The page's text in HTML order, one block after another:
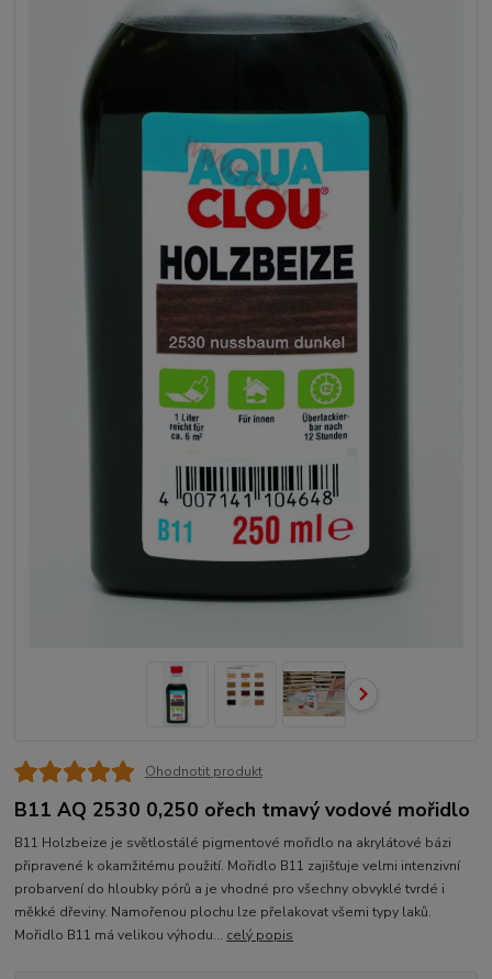
Ohodnotit produkt
B11 AQ 2530 0,250 ořech tmavý vodové mořidlo
B11 Holzbeize je světlostálé pigmentové mořidlo na akrylátové bázi
připravené k okamžitému použití. Mořidlo B11 zajišťuje velmi intenzivní
probarvení do hloubky pórů a je vhodné pro všechny obvyklé tvrdé i
měkké dřeviny. Namořenou plochu lze přelakovat všemi typy laků.
Mořidlo B11 má velikou výhodu... celý popis